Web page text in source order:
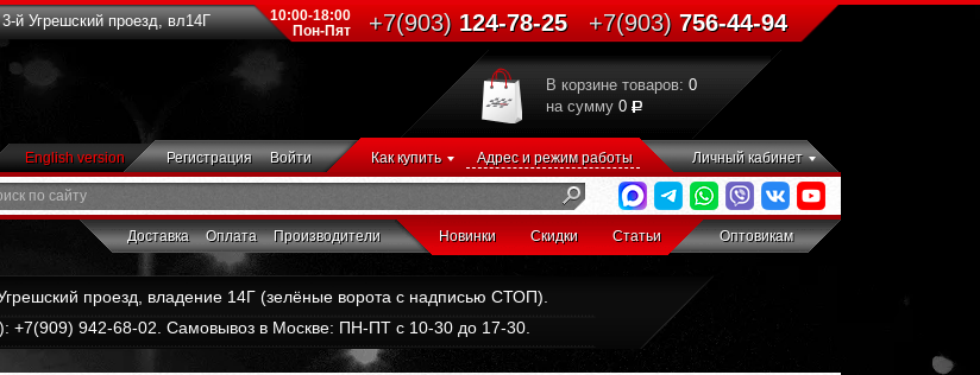
й Угрешский проезд, вл14Г
10:00-18:00
Пон-Пят
+7(903)124-78-25 +7(903)756-44-94
В корзине товаров: 0
на сумму 0
English version Регистрация Войти Как купить Адрес и режим работы Личный кабинет
Доставка Оплата Производители Новинки Скидки Статьи Оптовикам
проезд, владение 14Г (зелёные ворота с надписью СТОП).
+7(909) 942-68-02. Самовывоз в Москве: ПН-ПТ с 10-30 до 17-30.